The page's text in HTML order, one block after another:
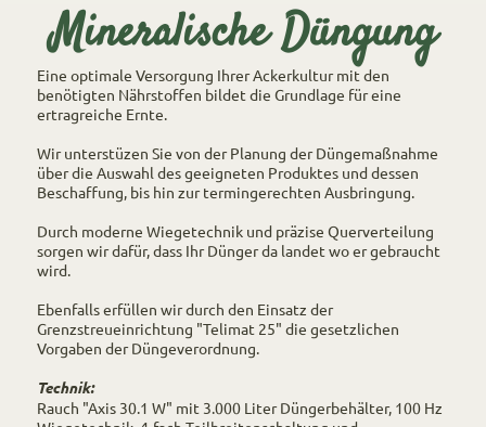
Mineralische Düngung
Eine optimale Versorgung Ihrer Ackerkultur mit den
benötigten Nährstoffen bildet die Grundlage für eine
ertragreiche Ernte.
Wir unterstüzen Sie von der Planung der Düngemaßnahme
über die Auswahl des geeigneten Produktes und dessen
Beschaffung, bis hin zur termingerechten Ausbringung.
Durch moderne Wiegetechnik und präzise Querverteilung
sorgen wir dafür, dass Ihr Dünger da landet wo er gebraucht
wird.
Ebenfalls erfüllen wir durch den Einsatz der
Grenzstreueinrichtung "Telimat 25" die gesetzlichen
Vorgaben der Düngeverordnung.
Technik:
Rauch "Axis 30.1 W" mit 3.000 Liter Düngerbehälter, 100 Hz